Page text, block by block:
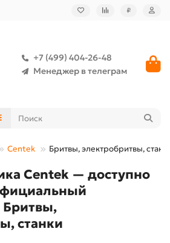
₽
+7 (499) 404-26-48
Менеджер в телеграм
Centek Бритвы, электробритвы,
Centek — доступно
Бритвы,
станки